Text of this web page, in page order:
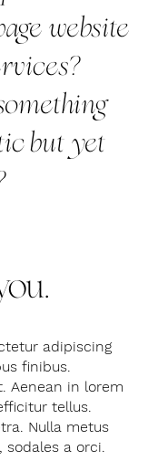
website
but yet
adipiscing
finibus.
Aenean in lorem
tellus.
Nulla metus
a orci.